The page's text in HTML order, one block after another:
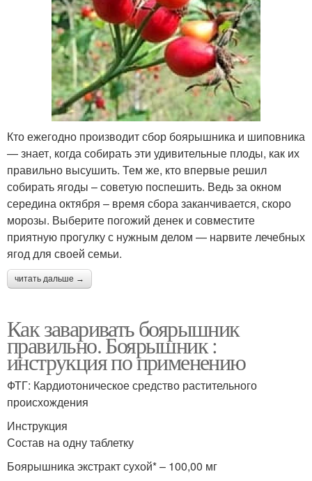
Кто ежегодно производит сбор боярышника и шиповника
— знает, когда собирать эти удивительные плоды, как их
правильно высушить. Тем же, кто впервые решил
собирать ягоды – советую поспешить. Ведь за окном
середина октября – время сбора заканчивается, скоро
морозы. Выберите погожий денек и совместите
приятную прогулку с нужным делом — нарвите лечебных
ягод для своей семьи.
читать дальше →
Как заваривать боярышник
правильно. Боярышник :
инструкция по применению
ФТГ: Кардиотоническое средство растительного
происхождения
Инструкция
Состав на одну таблетку
Боярышника экстракт сухой* – 100,00 мг